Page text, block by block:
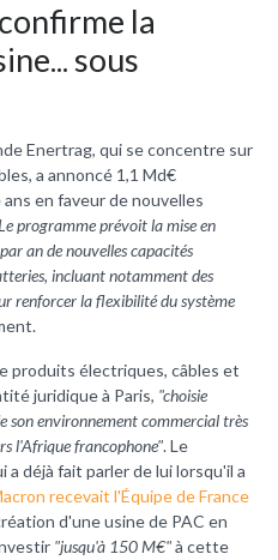
la
sous
Enertrag, qui se concentre sur
a annoncé 1,1 Md€
en faveur de nouvelles
programme prévoit la mise en
an de nouvelles capacités
incluant notamment des
renforcer la flexibilité du système
produits électriques, câbles et
juridique à Paris, "choisie
son environnement commercial très
l'Afrique francophone". Le
déjà fait parler de lui lorsqu'il a
recevait l'Équipe de France
d'une usine de PAC en
"jusqu'à 150 M€"à cette